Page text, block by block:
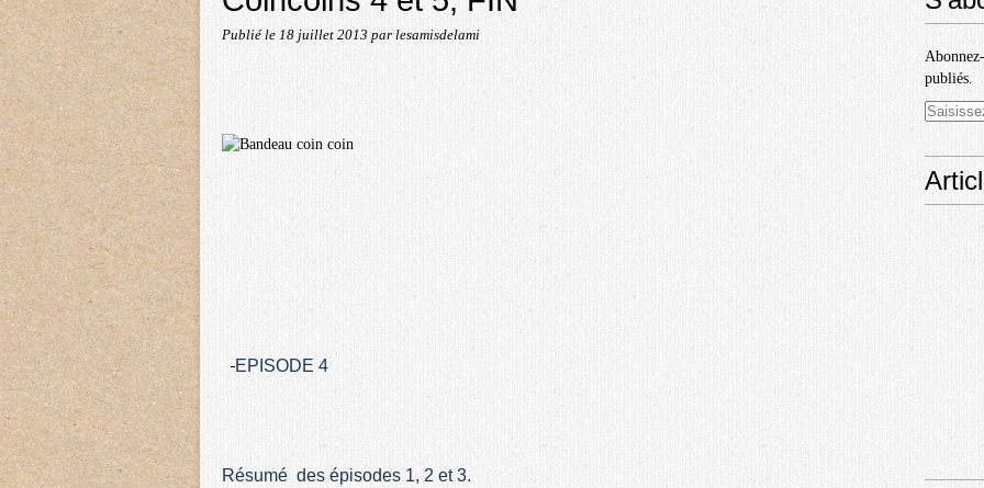
Publié le 18 juillet 2013 par lesamisdelami
EPISODE 4
Résumé des épisodes 1, 2 et 3.
publiés.